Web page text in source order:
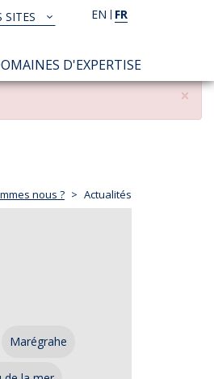
EN FR
SITES
D'EXPERTISE
×
nous ? Actualités
Marégrahe